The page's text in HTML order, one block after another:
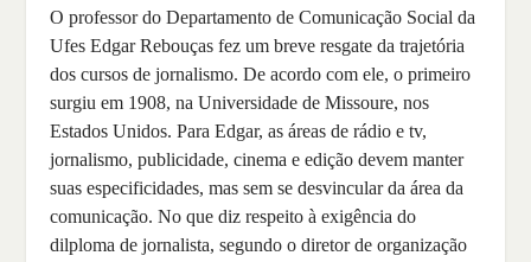
O professor do Departamento de Comunicação Social da
Ufes Edgar Rebouças fez um breve resgate da trajetória
dos cursos de jornalismo. De acordo com ele, o primeiro
surgiu em 1908, na Universidade de Missoure, nos
Estados Unidos. Para Edgar, as áreas de rádio e tv,
jornalismo, publicidade, cinema e edição devem manter
suas especificidades, mas sem se desvincular da área da
comunicação. No que diz respeito à exigência do
dilploma de jornalista, segundo o diretor de organização